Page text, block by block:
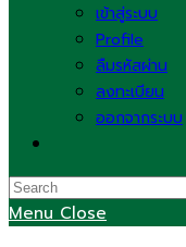
เข้าสู่ระบบ
Profile
ลืมรหัสผ่าน
ลงทะเบียน
ออกจากระบบ
search
Menu Close